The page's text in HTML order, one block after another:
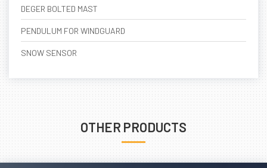
DEGER BOLTED MAST
PENDULUM FOR WINDGUARD
SNOW SENSOR
OTHER PRODUCTS